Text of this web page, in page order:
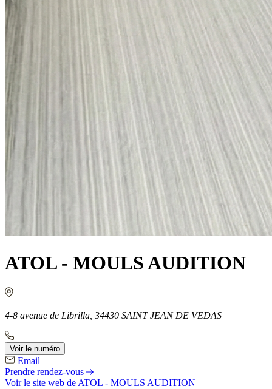
ATOL - MOULS AUDITION
4-8 avenue de Librilla, 34430 SAINT JEAN DE VEDAS
Voir le numéro
Email
Prendre rendez-vous
Voir le site web de ATOL - MOULS AUDITION